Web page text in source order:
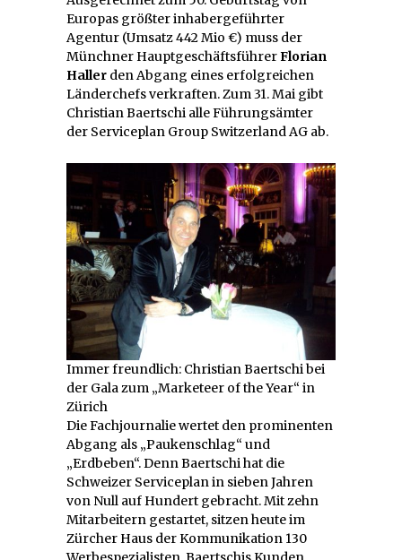
Europas größter inhabergeführter
Agentur (Umsatz 442 Mio €) muss der
Münchner HauptgeschäftsführerFlorian
Haller den Abgang eines erfolgreichen
Länderchefs verkraften. Zum 31. Mai gibt
Christian Baertschi alle Führungsämter
der Serviceplan Group Switzerland AG ab.
Immer freundlich: Christian Baertschi bei
der Gala zum „Marketeer of the Year“ in
Zürich
Die Fachjournalie wertet den prominenten
Abgang als „Paukenschlag“ und
„Erdbeben“. Denn Baertschi hat die
Schweizer Serviceplan in sieben Jahren
von Null auf Hundert gebracht. Mit zehn
Mitarbeitern gestartet, sitzen heute im
Zürcher Haus der Kommunikation 130